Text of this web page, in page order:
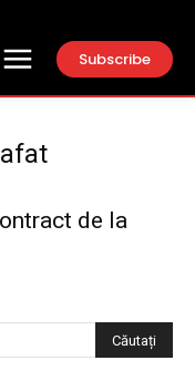
Subscribe
de la